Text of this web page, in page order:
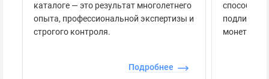
каталоге — это результат многолетнего
опыта, профессиональной экспертизы и
строгого контроля.
Подробнее
способов
монеты.